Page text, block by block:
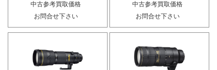
中古参考買取価格
お問合せ下さい
中古参考買取価格
お問合せ下さい